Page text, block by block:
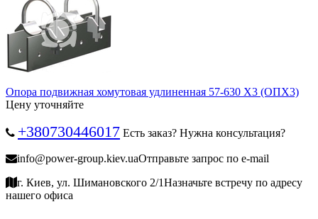
Опора подвижная хомутовая удлиненная 57-630 Х3 (ОПХ3)
Цену уточняйте
+380730446017 Есть заказ? Нужна консультация?
info@power-group.kiev.uaОтправьте запрос по e-mail
г. Киев, ул. Шимановского 2/1Назначьте встречу по адресу
нашего офиса